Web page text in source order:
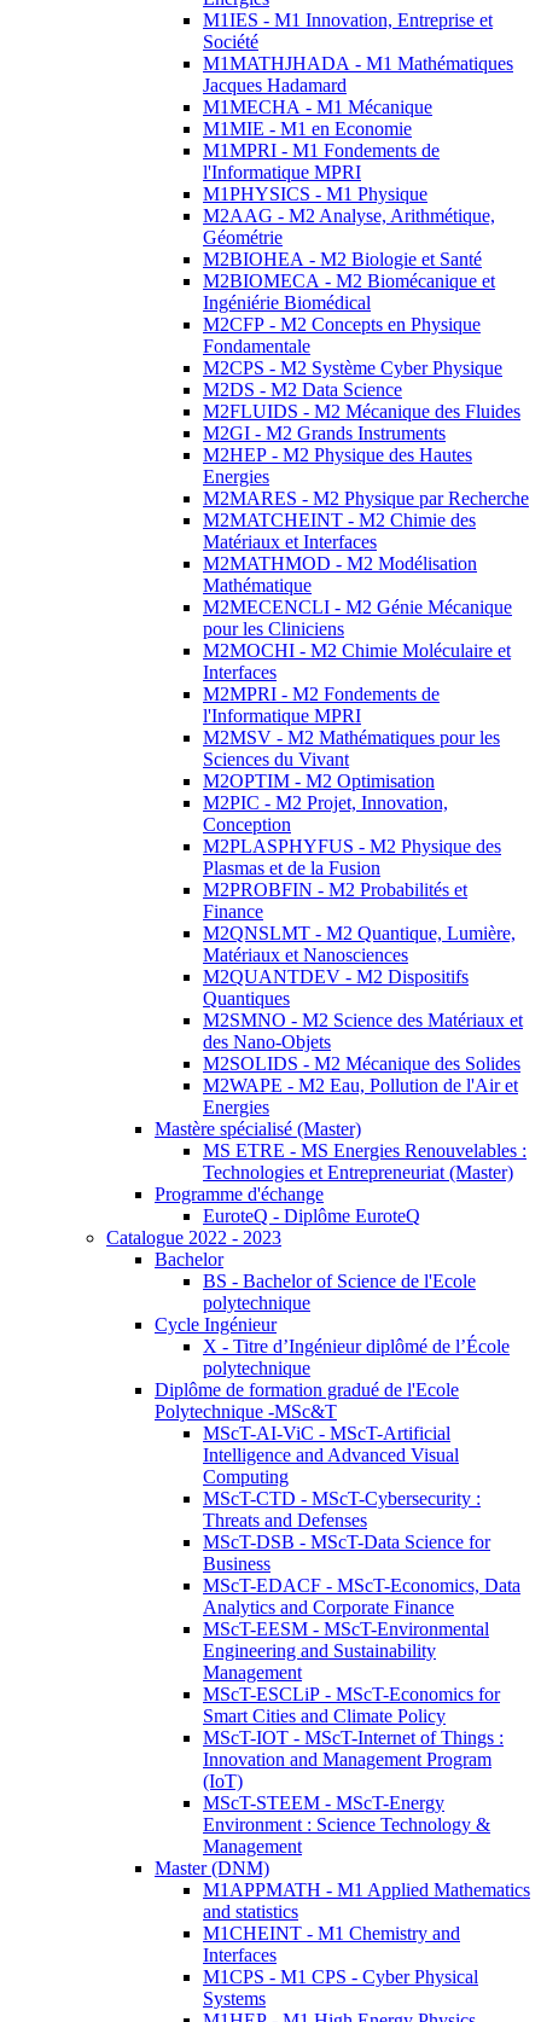
M1IES - M1 Innovation, Entreprise et
Société
M1MATHJHADA - M1 Mathématiques
Jacques Hadamard
M1MECHA - M1 Mécanique
M1MIE - M1 en Economie
M1MPRI - M1 Fondements de
l'Informatique MPRI
M1PHYSICS - M1 Physique
M2AAG - M2 Analyse, Arithmétique,
Géométrie
M2BIOHEA - M2 Biologie et Santé
M2BIOMECA - M2 Biomécanique et
Ingéniérie Biomédical
M2CFP - M2 Concepts en Physique
Fondamentale
M2CPS - M2 Système Cyber Physique
M2DS - M2 Data Science
M2FLUIDS - M2 Mécanique des Fluides
M2GI - M2 Grands Instruments
M2HEP - M2 Physique des Hautes
Energies
M2MARES - M2 Physique par Recherche
M2MATCHEINT - M2 Chimie des
Matériaux et Interfaces
M2MATHMOD - M2 Modélisation
Mathématique
M2MECENCLI - M2 Génie Mécanique
pour les Cliniciens
M2MOCHI - M2 Chimie Moléculaire et
Interfaces
M2MPRI - M2 Fondements de
l'Informatique MPRI
M2MSV - M2 Mathématiques pour les
Sciences du Vivant
M2OPTIM - M2 Optimisation
M2PIC - M2 Projet, Innovation,
Conception
M2PLASPHYFUS - M2 Physique des
Plasmas et de la Fusion
M2PROBFIN - M2 Probabilités et
Finance
M2QNSLMT - M2 Quantique, Lumière,
Matériaux et Nanosciences
M2QUANTDEV - M2 Dispositifs
Quantiques
M2SMNO - M2 Science des Matériaux et
des Nano-Objets
M2SOLIDS - M2 Mécanique des Solides
M2WAPE - M2 Eau, Pollution de l'Air et
Energies
Mastère spécialisé (Master)
MS ETRE - MS Energies Renouvelables :
Technologies et Entrepreneuriat (Master)
Programme d'échange
EuroteQ - Diplôme EuroteQ
Catalogue 2022 - 2023
Bachelor
BS - Bachelor of Science de l'Ecole
polytechnique
Cycle Ingénieur
X - Titre d’Ingénieur diplômé de l’École
polytechnique
Diplôme de formation gradué de l'Ecole
Polytechnique -MSc&T
MScT-AI-ViC - MScT-Artificial
Intelligence and Advanced Visual
Computing
MScT-CTD - MScT-Cybersecurity :
Threats and Defenses
MScT-DSB - MScT-Data Science for
Business
MScT-EDACF - MScT-Economics, Data
Analytics and Corporate Finance
MScT-EESM - MScT-Environmental
Engineering and Sustainability
Management
MScT-ESCLiP - MScT-Economics for
Smart Cities and Climate Policy
MScT-IOT - MScT-Internet of Things :
Innovation and Management Program
(IoT)
MScT-STEEM - MScT-Energy
Environment : Science Technology &
Management
Master (DNM)
M1APPMATH - M1 Applied Mathematics
and statistics
M1CHEINT - M1 Chemistry and
Interfaces
M1CPS - M1 CPS - Cyber Physical
Systems